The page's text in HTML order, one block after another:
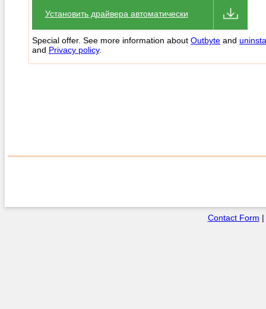
Установить драйвера автоматически
Special offer. See more information about Outbyte and
and Privacy policy.
Contact Form |